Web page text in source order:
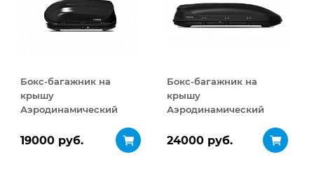
Бокс-багажник на
крышу
Аэродинамический
ДВУСТОРОННЕЕ
19000 руб.
Бокс-багажник на
крышу
Аэродинамический
24000 руб.